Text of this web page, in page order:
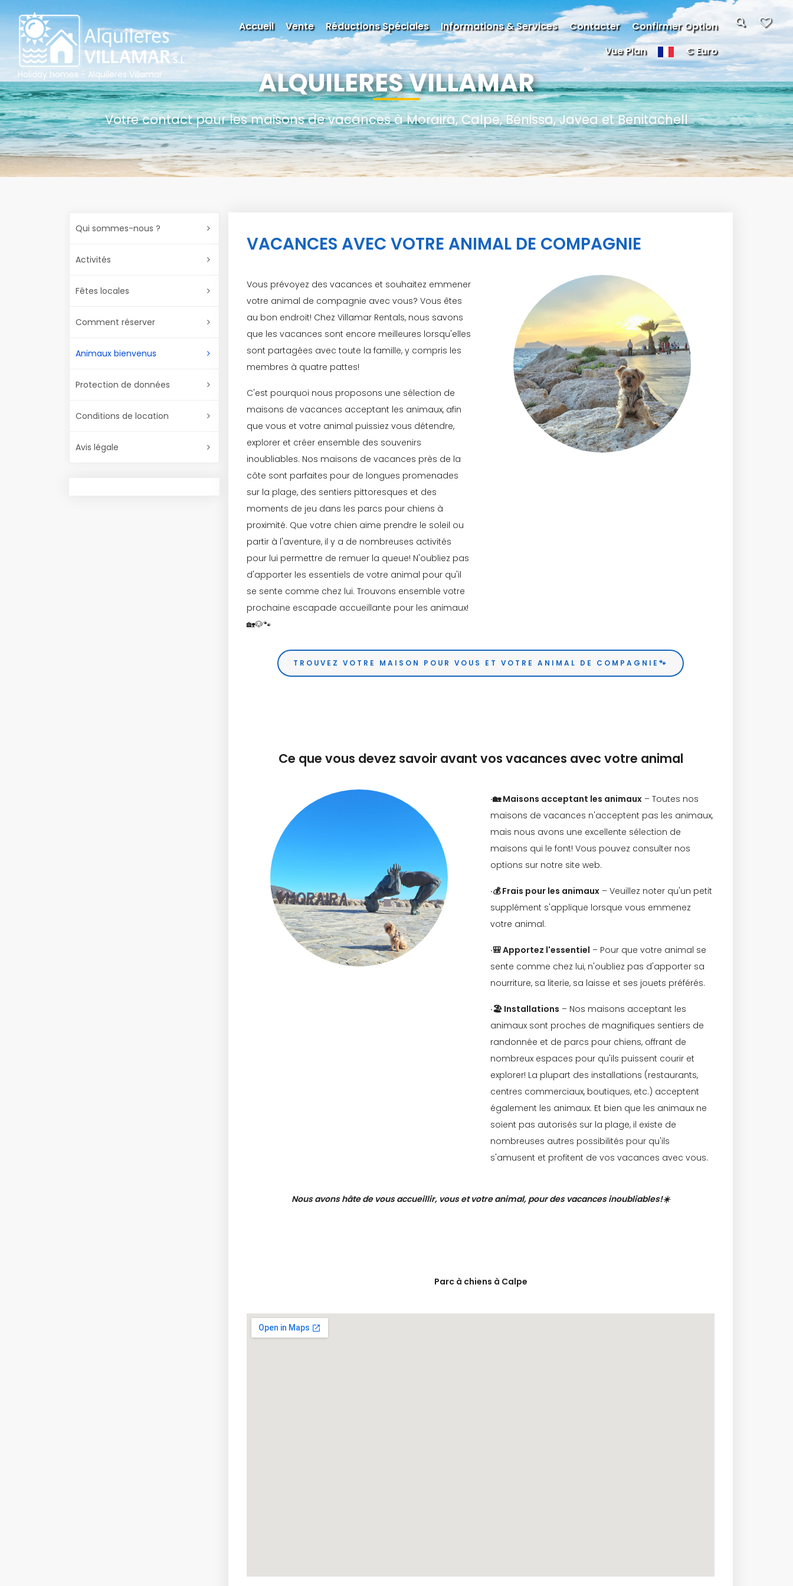
ALQUILERES VILLAMAR
Votre contact pour les maisons de vacances à Moraira, Calpe, Benissa, Javea et Benitachell
Qui sommes-nous ?
Activités
Fêtes locales
Comment réserver
Animaux bienvenus
Protection de données
Conditions de location
Avis légale
VACANCES AVEC VOTRE ANIMAL DE COMPAGNIE
Vous prévoyez des vacances et souhaitez emmener
votre animal de compagnie avec vous? Vous êtes
au bon endroit! Chez Villamar Rentals, nous savons
que les vacances sont encore meilleures lorsqu'elles
sont partagées avec toute la famille, y compris les
membres à quatre pattes!
C'est pourquoi nous proposons une sélection de
maisons de vacances acceptant les animaux, afin
que vous et votre animal puissiez vous détendre,
explorer et créer ensemble des souvenirs
inoubliables. Nos maisons de vacances près de la
côte sont parfaites pour de longues promenades
sur la plage, des sentiers pittoresques et des
moments de jeu dans les parcs pour chiens à
proximité. Que votre chien aime prendre le soleil ou
partir à l'aventure, il y a de nombreuses activités
pour lui permettre de remuer la queue! N'oubliez pas
d'apporter les essentiels de votre animal pour qu'il
se sente comme chez lui. Trouvons ensemble votre
prochaine escapade accueillante pour les animaux!
🏡🐶🐾
TROUVEZ VOTRE MAISON POUR VOUS ET VOTRE ANIMAL DE COMPAGNIE🐾
Ce que vous devez savoir avant vos vacances avec votre animal
·🏡 Maisons acceptant les animaux– Toutes nos
maisons de vacances n'acceptent pas les animaux,
mais nous avons une excellente sélection de
maisons qui le font! Vous pouvez consulter nos
options sur notre site web.
·💰 Frais pour les animaux– Veuillez noter qu'un petit
supplément s'applique lorsque vous emmenez
votre animal.
·🎒 Apportez l'essentiel – Pour que votre animal se
sente comme chez lui, n'oubliez pas d'apporter sa
nourriture, sa literie, sa laisse et ses jouets préférés.
·🏖️ Installations – Nos maisons acceptant les
animaux sont proches de magnifiques sentiers de
randonnée et de parcs pour chiens, offrant de
nombreux espaces pour qu'ils puissent courir et
explorer! La plupart des installations (restaurants,
centres commerciaux, boutiques, etc.) acceptent
également les animaux. Et bien que les animaux ne
soient pas autorisés sur la plage, il existe de
nombreuses autres possibilités pour qu'ils
s'amusent et profitent de vos vacances avec vous.
Nous avons hâte de vous accueillir, vous et votre animal, pour des vacances inoubliables!☀️
Parc à chiens à Calpe
Holiday homes - Alquileres Villamar
Accueil Vente Réductions Spéciales Informations & Services Contacter
Confirmer Option
Vue Plan
€ Euro